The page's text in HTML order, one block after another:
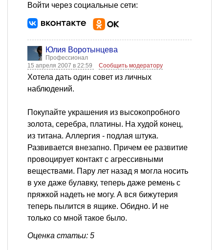
Войти через социальные сети:
Юлия Воротынцева
Профессионал
15 апреля 2007 в 22:59
Сообщить модератору
Хотела дать один совет из личных
наблюдений.
Покупайте украшения из высокопробного
золота, серебра, платины. На худой конец,
из титана. Аллергия - подлая штука.
Развивается внезапно. Причем ее развитие
провоцирует контакт с агрессивными
веществами. Пару лет назад я могла носить
в ухе даже булавку, теперь даже ремень с
пряжкой надеть не могу. А вся бижутерия
теперь пылится в ящике. Обидно. И не
только со мной такое было.
Оценка статьи: 5